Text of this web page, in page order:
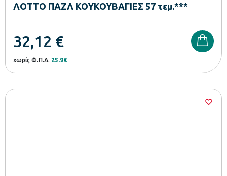
ΛΟΤΤΟ ΠΑΖΛ ΚΟΥΚΟΥΒΑΓΙΕΣ 57 τεμ.***
32,12 €
χωρίς Φ.Π.Α. 25.9€